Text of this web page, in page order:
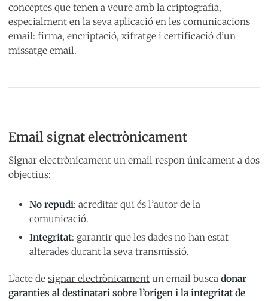
conceptes que tenen a veure amb la criptografia,
especialment en la seva aplicació en les comunicacions
email: firma, encriptació, xifratge i certificació d’un
missatge email.
Email signat electrònicament
Signar electrònicament un email respon únicament a dos
objectius:
No repudi: acreditar qui és l’autor de la
comunicació.
Integritat: garantir que les dades no han estat
alterades durant la seva transmissió.
L’acte de signar electrònicament un email busca donar
garanties al destinatari sobre l’origen i la integritat de